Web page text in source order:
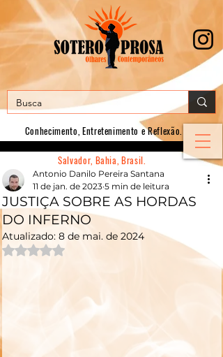
Conhecimento, Entretenimento e Reflexão.
Salvador, Bahia, Brasil.
JUSTIÇA SOBRE AS HORDAS
DO INFERNO
Antonio Danilo Pereira Santana
11 de jan. de 2023 5 min de leitura
Atualizado: 8 de mai. de 2024
Avaliado com NaN de 5 estrelas.